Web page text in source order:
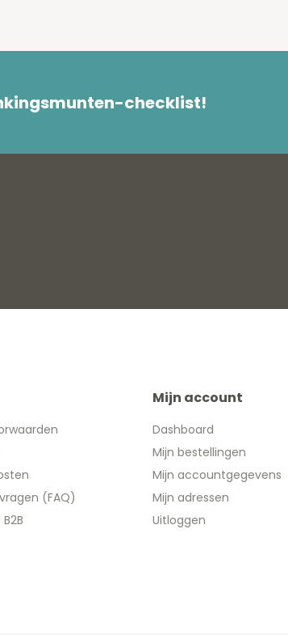
checklist!
(FAQ)
Mijn account
Dashboard
Mijn bestellingen
Mijn accountgegevens
Mijn adressen
Uitloggen